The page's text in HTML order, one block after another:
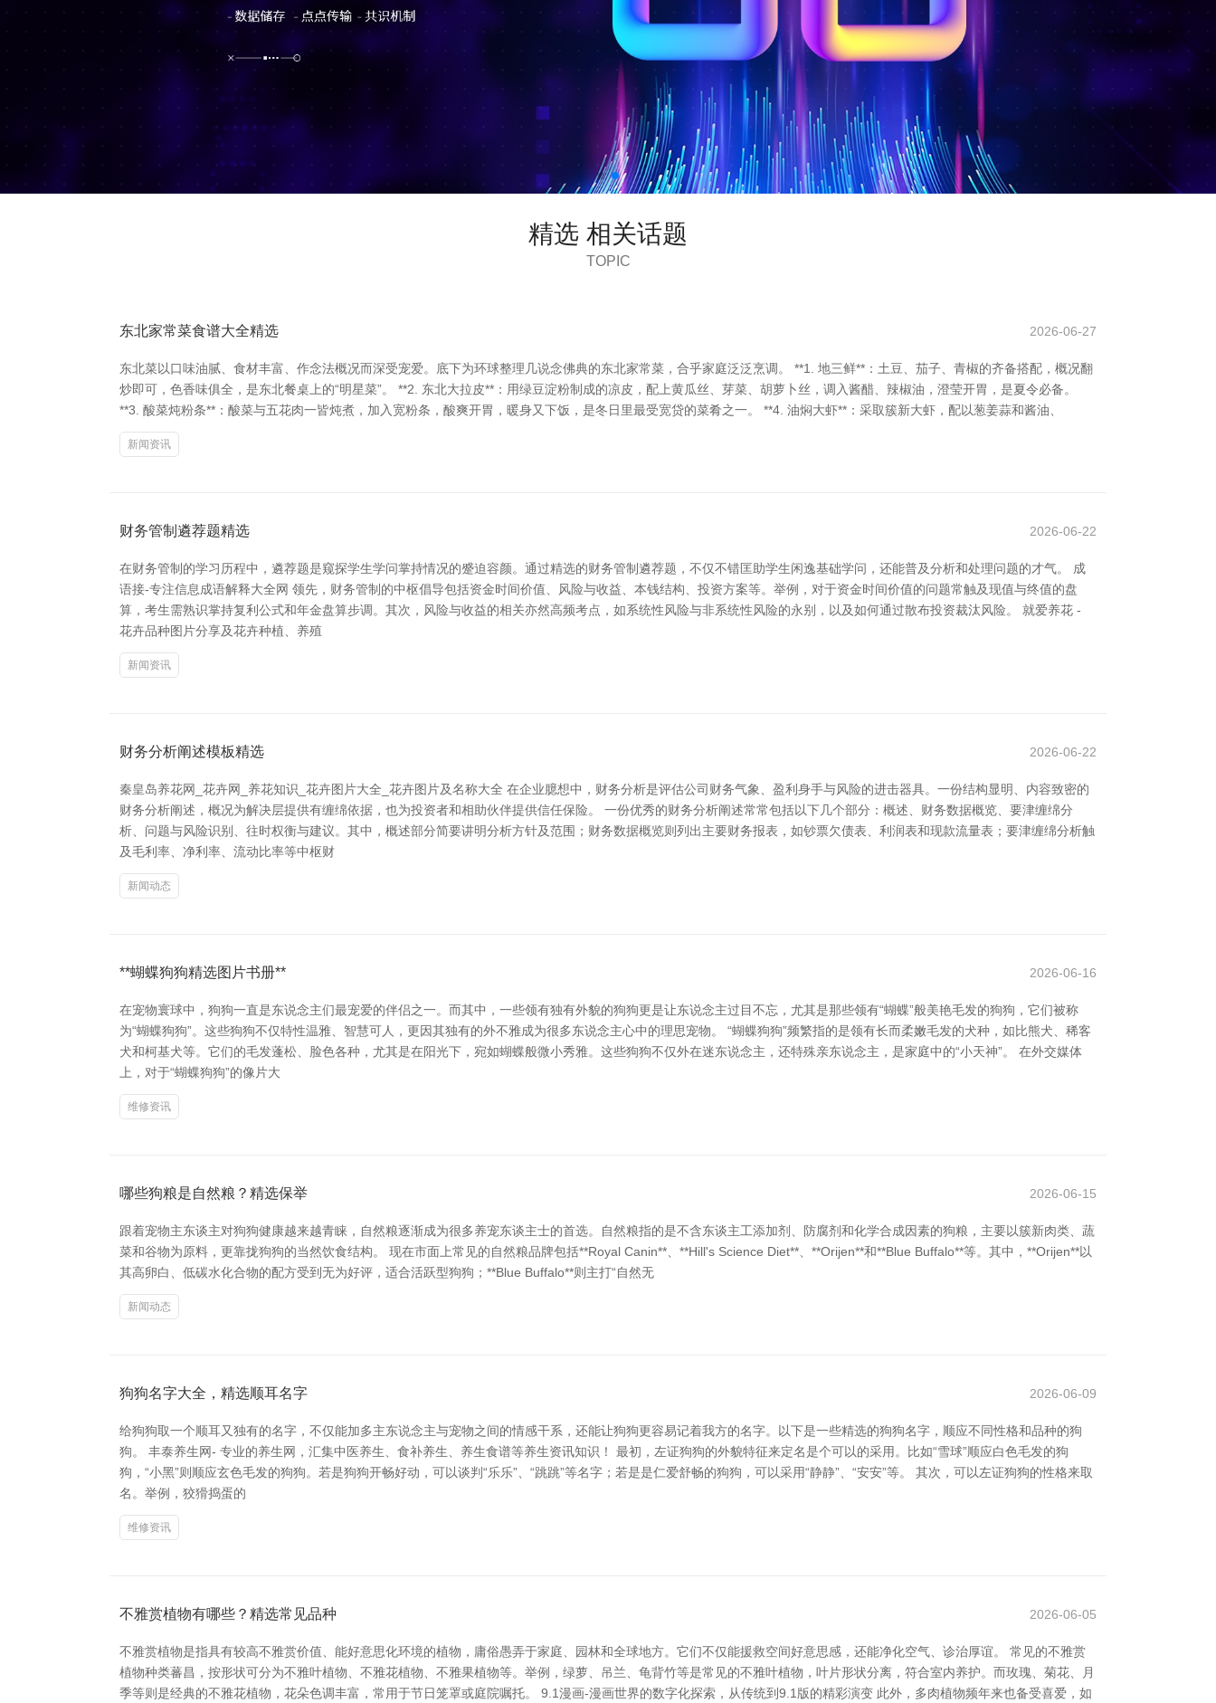
精选 相关话题
TOPIC
东北家常菜食谱大全精选 2026-06-27
东北菜以口味油腻、食材丰富、作念法概况而深受宠爱。底下为环球整理几说念佛典的东北家常菜，合乎家庭泛泛烹调。 **1. 地三鲜**：土豆、茄子、青椒的齐备搭配，概况翻
炒即可，色香味俱全，是东北餐桌上的“明星菜”。 **2. 东北大拉皮**：用绿豆淀粉制成的凉皮，配上黄瓜丝、芽菜、胡萝卜丝，调入酱醋、辣椒油，澄莹开胃，是夏令必备。
**3. 酸菜炖粉条**：酸菜与五花肉一皆炖煮，加入宽粉条，酸爽开胃，暖身又下饭，是冬日里最受宽贷的菜肴之一。 **4. 油焖大虾**：采取簇新大虾，配以葱姜蒜和酱油、
新闻资讯
财务管制遴荐题精选 2026-06-22
在财务管制的学习历程中，遴荐题是窥探学生学问掌持情况的蹙迫容颜。通过精选的财务管制遴荐题，不仅不错匡助学生闲逸基础学问，还能普及分析和处理问题的才气。 成
语接-专注信息成语解释大全网 领先，财务管制的中枢倡导包括资金时间价值、风险与收益、本钱结构、投资方案等。举例，对于资金时间价值的问题常触及现值与终值的盘
算，考生需熟识掌持复利公式和年金盘算步调。其次，风险与收益的相关亦然高频考点，如系统性风险与非系统性风险的永别，以及如何通过散布投资裁汰风险。 就爱养花 -
花卉品种图片分享及花卉种植、养殖
新闻资讯
财务分析阐述模板精选 2026-06-22
秦皇岛养花网_花卉网_养花知识_花卉图片大全_花卉图片及名称大全 在企业臆想中，财务分析是评估公司财务气象、盈利身手与风险的进击器具。一份结构显明、内容致密的
财务分析阐述，概况为解决层提供有缠绵依据，也为投资者和相助伙伴提供信任保险。 一份优秀的财务分析阐述常常包括以下几个部分：概述、财务数据概览、要津缠绵分
析、问题与风险识别、往时权衡与建议。其中，概述部分简要讲明分析方针及范围；财务数据概览则列出主要财务报表，如钞票欠债表、利润表和现款流量表；要津缠绵分析触
及毛利率、净利率、流动比率等中枢财
新闻动态
**蝴蝶狗狗精选图片书册** 2026-06-16
在宠物寰球中，狗狗一直是东说念主们最宠爱的伴侣之一。而其中，一些领有独有外貌的狗狗更是让东说念主过目不忘，尤其是那些领有“蝴蝶”般美艳毛发的狗狗，它们被称
为“蝴蝶狗狗”。这些狗狗不仅特性温雅、智慧可人，更因其独有的外不雅成为很多东说念主心中的理思宠物。 “蝴蝶狗狗”频繁指的是领有长而柔嫩毛发的犬种，如比熊犬、稀客
犬和柯基犬等。它们的毛发蓬松、脸色各种，尤其是在阳光下，宛如蝴蝶般微小秀雅。这些狗狗不仅外在迷东说念主，还特殊亲东说念主，是家庭中的“小天神”。 在外交媒体
上，对于“蝴蝶狗狗”的像片大
维修资讯
哪些狗粮是自然粮？精选保举 2026-06-15
跟着宠物主东谈主对狗狗健康越来越青睐，自然粮逐渐成为很多养宠东谈主士的首选。自然粮指的是不含东谈主工添加剂、防腐剂和化学合成因素的狗粮，主要以簇新肉类、蔬
菜和谷物为原料，更靠拢狗狗的当然饮食结构。 现在市面上常见的自然粮品牌包括**Royal Canin**、**Hill's Science Diet**、**Orijen**和**Blue Buffalo**等。其中，**Orijen**以
其高卵白、低碳水化合物的配方受到无为好评，适合活跃型狗狗；**Blue Buffalo**则主打“自然无
新闻动态
狗狗名字大全，精选顺耳名字 2026-06-09
给狗狗取一个顺耳又独有的名字，不仅能加多主东说念主与宠物之间的情感干系，还能让狗狗更容易记着我方的名字。以下是一些精选的狗狗名字，顺应不同性格和品种的狗
狗。 丰泰养生网- 专业的养生网，汇集中医养生、食补养生、养生食谱等养生资讯知识！ 最初，左证狗狗的外貌特征来定名是个可以的采用。比如“雪球”顺应白色毛发的狗
狗，“小黑”则顺应玄色毛发的狗狗。若是狗狗开畅好动，可以谈判“乐乐”、“跳跳”等名字；若是是仁爱舒畅的狗狗，可以采用“静静”、“安安”等。 其次，可以左证狗狗的性格来取
名。举例，狡猾捣蛋的
维修资讯
不雅赏植物有哪些？精选常见品种 2026-06-05
不雅赏植物是指具有较高不雅赏价值、能好意思化环境的植物，庸俗愚弄于家庭、园林和全球地方。它们不仅能援救空间好意思感，还能净化空气、诊治厚谊。 常见的不雅赏
植物种类蕃昌，按形状可分为不雅叶植物、不雅花植物、不雅果植物等。举例，绿萝、吊兰、龟背竹等是常见的不雅叶植物，叶片形状分离，符合室内养护。而玫瑰、菊花、月
季等则是经典的不雅花植物，花朵色调丰富，常用于节日笼罩或庭院嘱托。 9.1漫画-漫画世界的数字化探索，从传统到9.1版的精彩演变 此外，多肉植物频年来也备受喜爱，如